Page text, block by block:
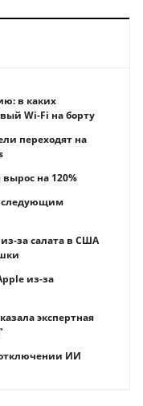
в каких
Wi-Fi на борту
переходят на
на 120%
следующим
за салата в США
из-за
экспертная
ИИ